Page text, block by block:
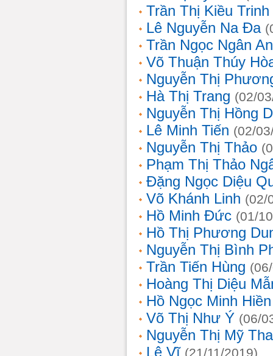
Trần Thị Kiều Trinh
Lê Nguyễn Na Đa
Trần Ngọc Ngân
Võ Thuận Thúy
Nguyễn Thị
Hà Thị Trang (02/
Nguyễn Thị Hồng
Lê Minh Tiến (02/
Nguyễn Thị Thảo
Phạm Thị Thảo
Đặng Ngọc Diệu
Võ Khánh Linh (02/
Hồ Minh Đức (01/
Hồ Thị Phương
Nguyễn Thị Bình
Trần Tiến Hùng
Hoàng Thị Diệu
Hồ Ngọc Minh Hiền
Võ Thị Như Ý (06/
Nguyễn Thị Mỹ
Lê Vĩ (21/11/2019)